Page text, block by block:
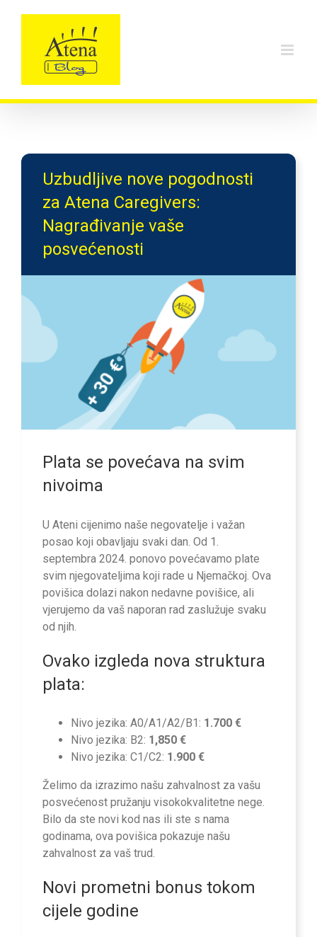
Uzbudljive nove pogodnosti
za Atena Caregivers:
Nagrađivanje vaše
posvećenosti
Plata se povećava na svim
nivoima
U Ateni cijenimo naše negovatelje i važan
posao koji obavljaju svaki dan. Od 1.
septembra 2024. ponovo povećavamo plate
svim njegovateljima koji rade u Njemačkoj. Ova
povišica dolazi nakon nedavne povišice, ali
vjerujemo da vaš naporan rad zaslužuje svaku
od njih.
Ovako izgleda nova struktura
plata:
Nivo jezika: A0/A1/A2/B1: 1.700 €
Nivo jezika: B2: 1,850 €
Nivo jezika: C1/C2: 1.900 €
Želimo da izrazimo našu zahvalnost za vašu
posvećenost pružanju visokokvalitetne nege.
Bilo da ste novi kod nas ili ste s nama
godinama, ova povišica pokazuje našu
zahvalnost za vaš trud.
Novi prometni bonus tokom
cijele godine